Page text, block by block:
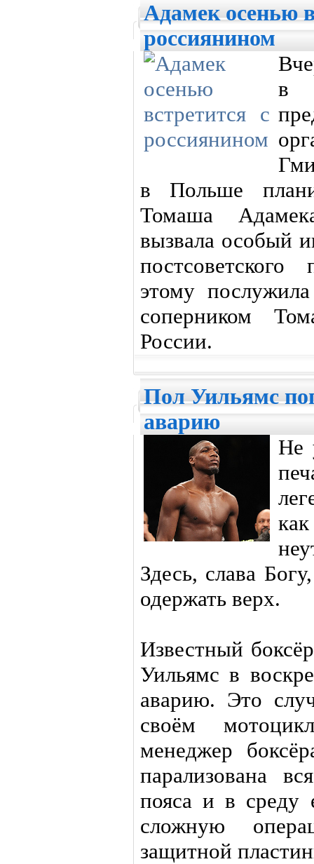
Адамек осенью
россиянином
в
в Польше
Томаша
вызвала особый
этому
соперником
России.
Пол Уильямс
аварию
Не
Здесь, слава
одержать верх.
Известный
Уильямс в
аварию. Это
своём
менеджер
парализована
пояса и в среду
сложную
защитной